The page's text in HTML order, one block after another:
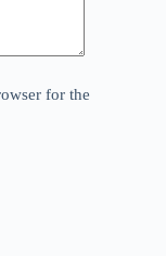
for the